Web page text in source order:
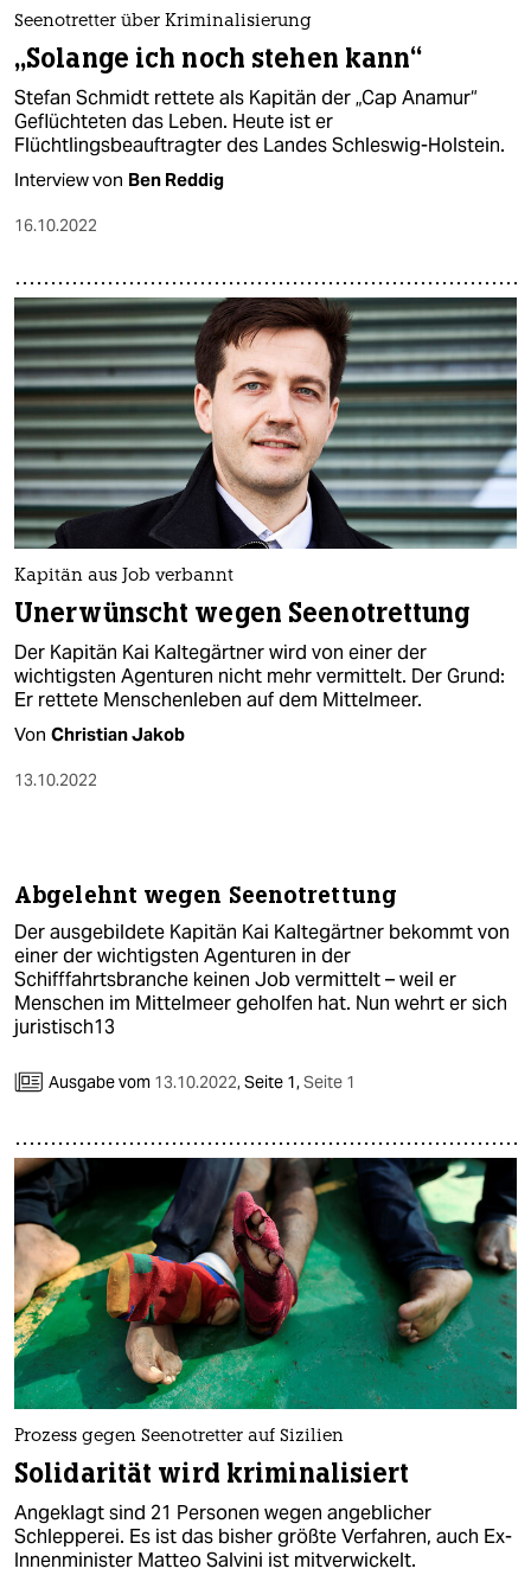
Seenotretter über Kriminalisierung
„Solange ich noch stehen kann“
Stefan Schmidt rettete als Kapitän der „Cap Anamur“
Geflüchteten das Leben. Heute ist er
Flüchtlingsbeauftragter des Landes Schleswig-Holstein.
Interview von Ben Reddig
16.10.2022
Kapitän aus Job verbannt
Unerwünscht wegen Seenotrettung
Der Kapitän Kai Kaltegärtner wird von einer der
wichtigsten Agenturen nicht mehr vermittelt. Der Grund:
Er rettete Menschenleben auf dem Mittelmeer.
Von Christian Jakob
13.10.2022
Abgelehnt wegen Seenotrettung
Der ausgebildete Kapitän Kai Kaltegärtner bekommt von
einer der wichtigsten Agenturen in der
Schifffahrtsbranche keinen Job vermittelt – weil er
Menschen im Mittelmeer geholfen hat. Nun wehrt er sich
juristisch13
Ausgabe vom 13.10.2022,Seite 1,Seite 1
Prozess gegen Seenotretter auf Sizilien
Solidarität wird kriminalisiert
Angeklagt sind 21 Personen wegen angeblicher
Schlepperei. Es ist das bisher größte Verfahren, auch Ex-
Innenminister Matteo Salvini ist mitverwickelt.